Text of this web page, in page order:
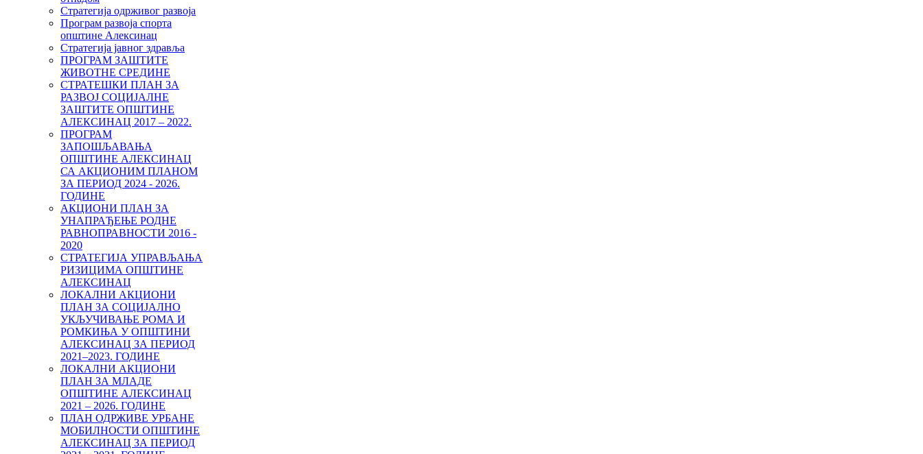
Стратегија одрживог развоја
Програм развоја спорта
општине Алексинац
Стратегија јавног здравља
ПРОГРАМ ЗАШТИТЕ
ЖИВОТНЕ СРЕДИНЕ
СТРАТЕШКИ ПЛАН ЗА
РАЗВОЈ СОЦИЈАЛНЕ
ЗАШТИТЕ ОПШТИНЕ
АЛЕКСИНАЦ 2017 – 2022.
ПРОГРАМ
ЗАПОШЉАВАЊА
ОПШТИНЕ АЛЕКСИНАЦ
СА АКЦИОНИМ ПЛАНОМ
ЗА ПЕРИОД 2024 - 2026.
ГОДИНЕ
АКЦИОНИ ПЛАН ЗА
УНАПРАЂЕЊЕ РОДНЕ
РАВНОПРАВНОСТИ 2016 -
2020
СТРАТЕГИЈА УПРАВЉАЊА
РИЗИЦИМА ОПШТИНЕ
АЛЕКСИНАЦ
ЛОКАЛНИ АКЦИОНИ
ПЛАН ЗА СОЦИЈАЛНО
УКЉУЧИВАЊЕ РОМА И
РОМКИЊА У ОПШТИНИ
AЛЕКСИНАЦ ЗА ПЕРИОД
2021–2023. ГОДИНE
ЛОКАЛНИ АКЦИОНИ
ПЛАН ЗА МЛАДЕ
ОПШТИНЕ АЛЕКСИНАЦ
2021 – 2026. ГОДИНЕ
ПЛАН ОДРЖИВЕ УРБАНЕ
МОБИЛНОСТИ ОПШТИНЕ
АЛЕКСИНАЦ ЗА ПЕРИОД